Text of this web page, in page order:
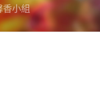
香小組